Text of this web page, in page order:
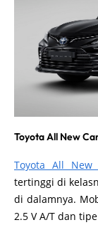
Toyota All New
Toyota All New
tertinggi di
di dalamnya.
2.5 V A/T dan